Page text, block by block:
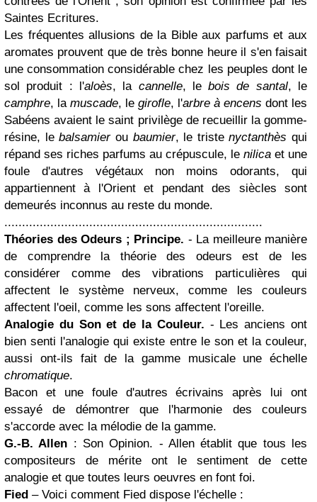
Saintes Ecritures.
Les fréquentes allusions de la Bible aux parfums et aux
aromates prouvent que de très bonne heure il s'en faisait
une consommation considérable chez les peuples dont le
sol produit : l'aloès, la cannelle, lebois de santal, le
camphre, la muscade, le girofle, l'arbre à encens dont les
Sabéens avaient le saint privilège de recueillir la gomme-
résine, lebalsamierou baumier, le tristenyctanthès qui
répand ses riches parfums au crépuscule, le nilica et une
foule d'autres végétaux non moins odorants, qui
appartiennent à l'Orient et pendant des siècles sont
demeurés inconnus au reste du monde.
.........................................................................
Théories des Odeurs ; Principe. - La meilleure manière
de comprendre la théorie des odeurs est de les
considérer comme des vibrations particulières qui
affectent le système nerveux, comme les couleurs
affectent l'oeil, comme les sons affectent l'oreille.
Analogie du Son et de la Couleur. - Les anciens ont
bien senti l'analogie qui existe entre le son et la couleur,
aussi ont-ils fait de la gamme musicale une échelle
chromatique.
Bacon et une foule d'autres écrivains après lui ont
essayé de démontrer que l'harmonie des couleurs
s'accorde avec la mélodie de la gamme.
G.-B. Allen : Son Opinion. - Allen établit que tous les
compositeurs de mérite ont le sentiment de cette
analogie et que toutes leurs oeuvres en font foi.
Fied – Voici comment Fied dispose l'échelle :